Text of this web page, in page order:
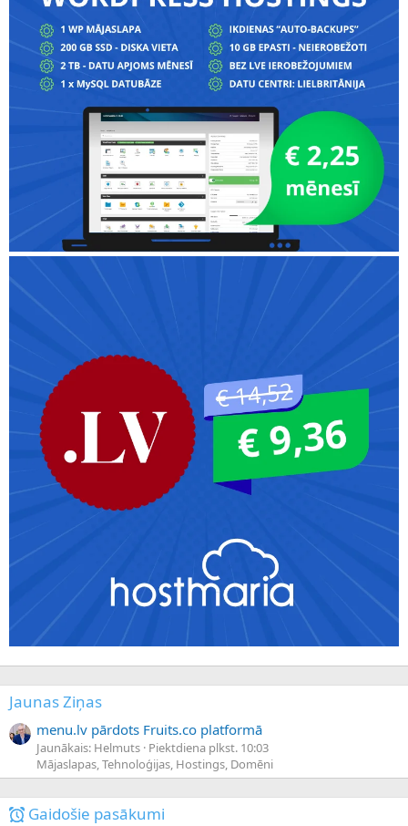
Jaunas Ziņas
menu.lv pārdots Fruits.co platformā
Jaunākais: Helmuts Piektdiena plkst. 10:03
Mājaslapas, Tehnoloģijas, Hostings, Domēni
Gaidošie pasākumi